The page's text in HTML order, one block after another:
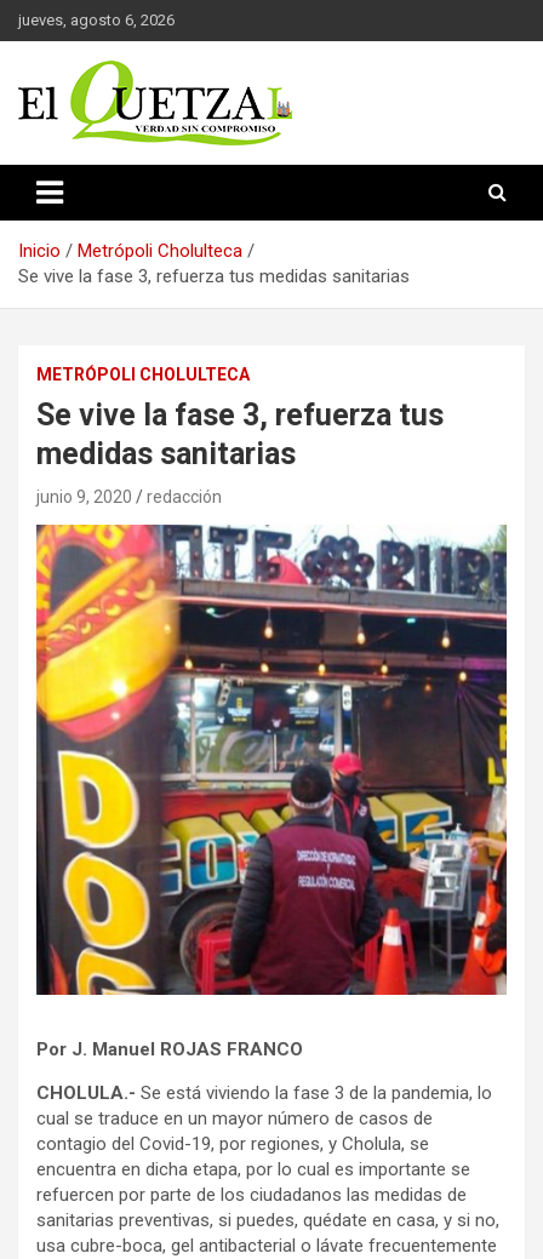
Saltar
al
jueves, agosto 6, 2026
El Quetzal de Cholula
Inicio
Metrópoli Cholulteca
Se vive la fase 3, refuerza tus medidas sanitarias
METRÓPOLI CHOLULTECA
Se vive la fase 3, refuerza tus
medidas sanitarias
junio 9, 2020 redacción
Por J. Manuel ROJAS FRANCO
CHOLULA.- Se está viviendo la fase 3 de la pandemia, lo
cual se traduce en un mayor número de casos de
contagio del Covid-19, por regiones, y Cholula, se
encuentra en dicha etapa, por lo cual es importante se
refuercen por parte de los ciudadanos las medidas de
sanitarias preventivas, si puedes, quédate en casa, y si no,
usa cubre-boca, gel antibacterial o lávate frecuentemente